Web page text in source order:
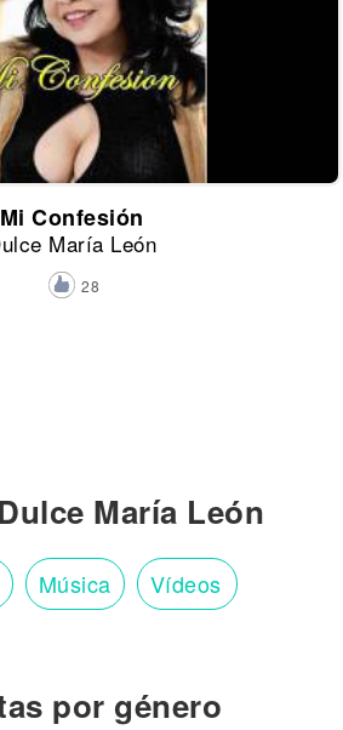
Mi Confesión
María León
28
María León
Música Vídeos
por género